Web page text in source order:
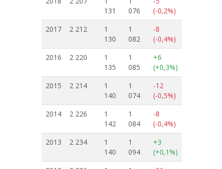
131
076
(-0,2%)
2017
2 212
1
130
1
082
-8
(-0,4%)
2016
2 220
1
135
1
085
+6
(+0,3%)
2015
2 214
1
140
1
074
-12
(-0,5%)
2014
2 226
1
142
1
084
-8
(-0,4%)
2013
2 234
1
140
1
094
+3
(+0,1%)